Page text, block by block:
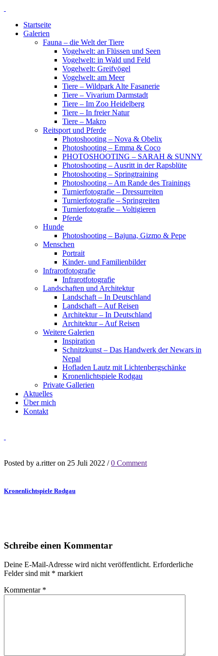
Startseite
Galerien
Fauna – die Welt der Tiere
Vogelwelt: an Flüssen und Seen
Vogelwelt: in Wald und Feld
Vogelwelt: Greifvögel
Vogelwelt: am Meer
Tiere – Wildpark Alte Fasanerie
Tiere – Vivarium Darmstadt
Tiere – Im Zoo Heidelberg
Tiere – In freier Natur
Tiere – Makro
Reitsport und Pferde
Photoshooting – Nova & Obelix
Photoshooting – Emma & Coco
PHOTOSHOOTING – SARAH & SUNNY
Photoshooting – Ausritt in der Rapsblüte
Photoshooting – Springtraining
Photoshooting – Am Rande des Trainings
Turnierfotografie – Dressurreiten
Turnierfotografie – Springreiten
Turnierfotografie – Voltigieren
Pferde
Hunde
Photoshooting – Bajuna, Gizmo & Pepe
Menschen
Portrait
Kinder- und Familienbilder
Infrarotfotografie
Infrarotfotografie
Landschaften und Architektur
Landschaft – In Deutschland
Landschaft – Auf Reisen
Architektur – In Deutschland
Architektur – Auf Reisen
Weitere Galerien
Inspiration
Schnitzkunst – Das Handwerk der Newars in
Nepal
Hofladen Lautz mit Lichtenbergschänke
Kronenlichtspiele Rodgau
Private Gallerien
Aktuelles
Über mich
Kontakt
Posted by a.ritter on 25 Juli 2022 /0 Comment
Kronenlichtspiele Rodgau
Schreibe einen Kommentar
Deine E-Mail-Adresse wird nicht veröffentlicht. Erforderliche
Felder sind mit * markiert
Kommentar *